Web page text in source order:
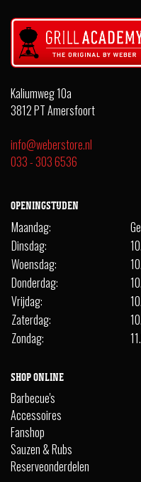
Kaliumweg 10a
3812 PT Amersfoort
info@weberstore.nl
033 - 303 6536
OPENINGSTIJDEN
Maandag:
Dinsdag:
Woensdag:
Donderdag:
Vrijdag:
Zaterdag:
Zondag:
SHOP ONLINE
Barbecue's
Accessoires
Fanshop
Sauzen & Rubs
Reserveonderdelen